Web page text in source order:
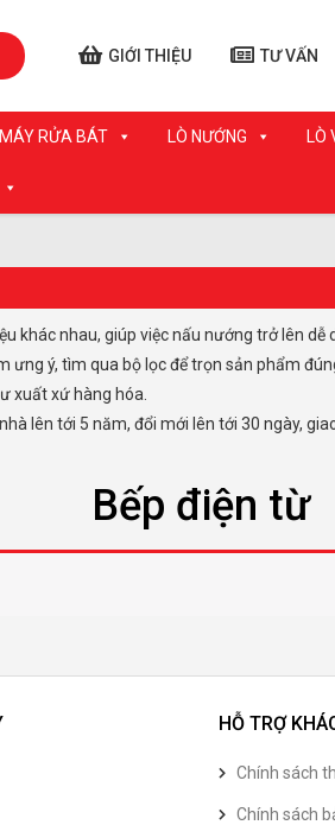
GIỚI THIỆU TƯ VẤN
MÁY RỬA BÁT LÒ NƯỚNG LÒ
khác nhau, giúp việc nấu nướng trở lên
ưng ý, tìm qua bộ lọc để trọn sản phẩm
xuất xứ hàng hóa.
lên tới 5 năm, đổi mới lên tới 30 ngày,
Bếp điện từ
HỖ TRỢ
Chính sách
Chính sách